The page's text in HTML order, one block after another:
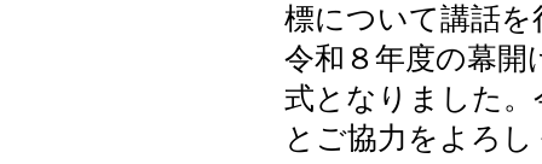
標について講話
令和８年度の幕
式となりました
とご協力をよろ